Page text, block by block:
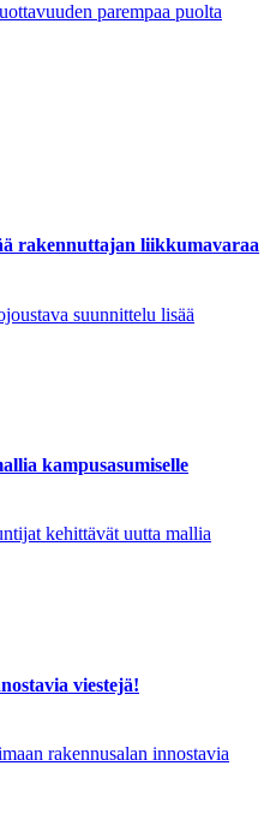
parempaa puolta
rakennuttajan liikkumavaraa
suunnittelu lisää
kampusasumiselle
kehittävät uutta mallia
viestejä!
rakennusalan innostavia